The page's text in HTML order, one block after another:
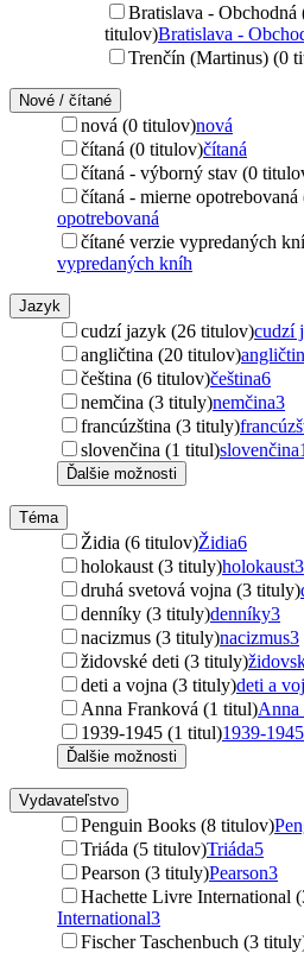
Bratislava - Obchodná
titulov)Bratislava -
Trenčín (Martinus) (0
Nové / čítané
nová (0 titulov)nová
čítaná (0 titulov)čítaná
čítaná - výborný stav (0
čítaná - mierne
opotrebovaná
čítané verzie vypredaných
vypredaných kníh
Jazyk
cudzí jazyk (26 titulov)cudzí
angličtina (20 titulov)
čeština (6 titulov)čeština6
nemčina (3 tituly)nemčina3
francúzština (3 tituly)
slovenčina (1 titul)slovenčina1
Ďalšie možnosti
Téma
Židia (6 titulov)Židia6
holokaust (3 tituly)holokaust3
druhá svetová vojna (3 tituly)
denníky (3 tituly)denníky3
nacizmus (3 tituly)nacizmus3
židovské deti (3 tituly)
deti a vojna (3 tituly)deti a
Anna Franková (1 titul)Anna
1939-1945 (1 titul)1939-1945
Ďalšie možnosti
Vydavateľstvo
Penguin Books (8 titulov)
Triáda (5 titulov)Triáda5
Pearson (3 tituly)Pearson3
Hachette Livre International
International3
Fischer Taschenbuch (3